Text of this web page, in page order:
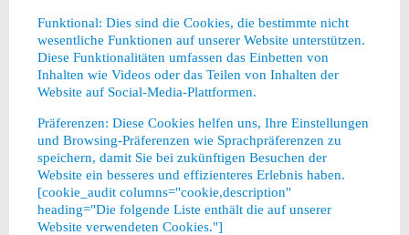
Funktional: Dies sind die Cookies, die bestimmte nicht
wesentliche Funktionen auf unserer Website unterstützen.
Diese Funktionalitäten umfassen das Einbetten von
Inhalten wie Videos oder das Teilen von Inhalten der
Website auf Social-Media-Plattformen.
Präferenzen: Diese Cookies helfen uns, Ihre Einstellungen
und Browsing-Präferenzen wie Sprachpräferenzen zu
speichern, damit Sie bei zukünftigen Besuchen der
Website ein besseres und effizienteres Erlebnis haben.
[cookie_audit columns="cookie,description"
heading="Die folgende Liste enthält die auf unserer
Website verwendeten Cookies."]